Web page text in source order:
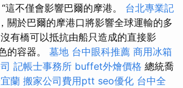
這不僅會影響巴爾的摩港。 台北專業記
關於巴爾的摩港口將影響全球運輸的多
有橋可以抵抗由船​​只造成的直接影
的容器。 墓地 台中眼科推薦 商用冰箱
記帳士事務所 buffet外燴價格 總統喬
蘭 搬家公司費用ptt seo優化 台中全